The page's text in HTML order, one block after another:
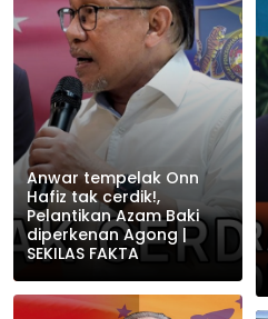
Anwar tempelak Onn
Hafiz tak cerdik!,
Pelantikan Azam Baki
diperkenan Agong |
SEKILAS FAKTA